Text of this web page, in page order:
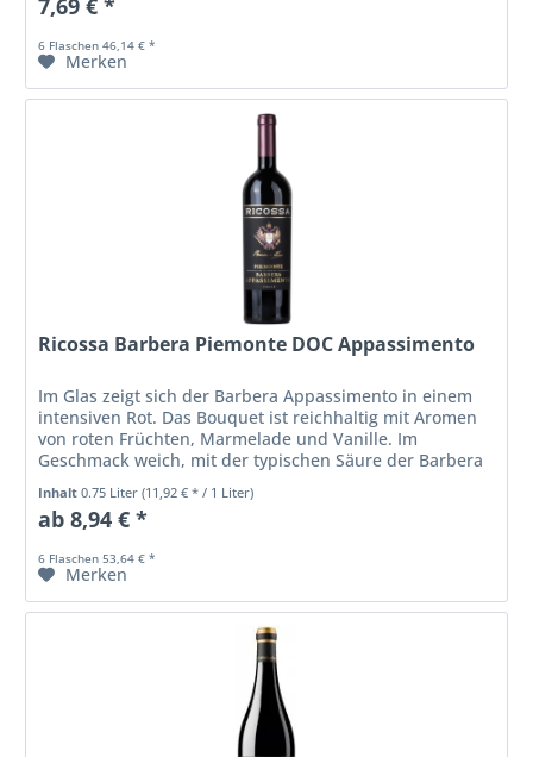
6 Flaschen 46,14 € *
Merken
Ricossa Barbera Piemonte DOC Appassimento
Im Glas zeigt sich der Barbera Appassimento in einem
intensiven Rot. Das Bouquet ist reichhaltig mit Aromen
von roten Früchten, Marmelade und Vanille. Im
Geschmack weich, mit der typischen Säure der Barbera
Traube. Die weichen Tannine...
Inhalt0.75 Liter(11,92 € * / 1 Liter)
ab 8,94 € *
6 Flaschen 53,64 € *
Merken